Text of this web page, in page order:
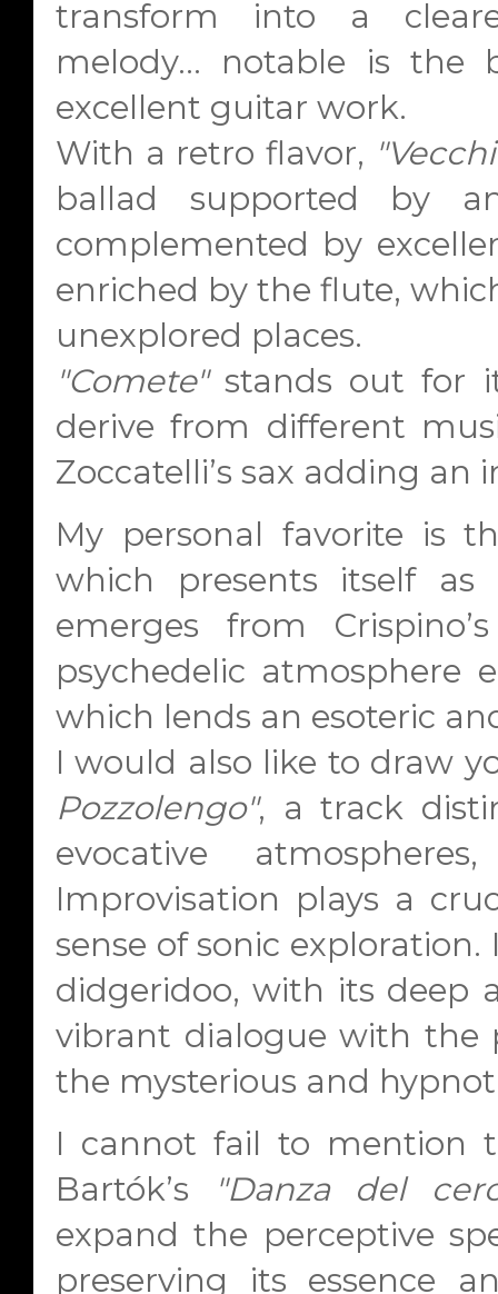
transform into a
melody... notable is the
excellent guitar work.
With a retro flavor,
ballad supported by
complemented by
enriched by the flute,
unexplored places.
"Comete"stands out for
derive from different
Zoccatelli’s sax adding
My personal favorite is
which presents itself as
emerges from
psychedelic atmosphere
which lends an esoteric
I would also like to draw
Pozzolengo", a track
evocative
Improvisation plays a
sense of sonic exploration.
didgeridoo, with its deep
vibrant dialogue with the
the mysterious and
I cannot fail to mention
Bartók’s
"Danza del
expand the perceptive
preserving its essence